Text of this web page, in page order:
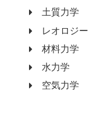
土質力学
レオロジー
材料力学
水力学
空気力学